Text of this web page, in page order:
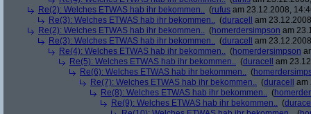
Re(2): Welches ETWAS hab ihr bekommen.. (rufus am 23.12.2008,
Re(3): Welches ETWAS hab ihr bekommen.. (duracell
am
Re(2): Welches ETWAS hab ihr bekommen.. (homerdersimpson am
Re(3): Welches ETWAS hab ihr bekommen.. (duracell
am
Re(4): Welches ETWAS hab ihr bekommen.. (homerdersimpson
Re(5): Welches ETWAS hab ihr bekommen.. (duracell
am
Re(6): Welches ETWAS hab ihr bekommen.. (
Re(7): Welches ETWAS hab ihr bekommen.. (duracell
am
Re(8): Welches ETWAS hab ihr bekommen.. (
Re(9): Welches ETWAS hab ihr bekommen.. (